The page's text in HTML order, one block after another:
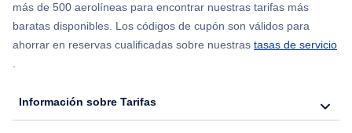
Flights from Chicago to Delhi
Flights from Nueva York to Hong Kong
más de 500 aerolíneas para encontrar nuestras tarifas más
baratas disponibles. Los códigos de cupón son válidos para
ahorrar en reservas cualificadas sobre nuestras tasas de servicio
.
Información sobre Tarifas